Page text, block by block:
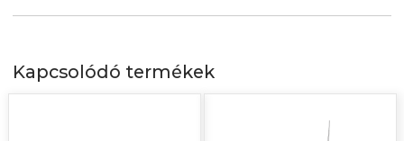
Kapcsolódó termékek